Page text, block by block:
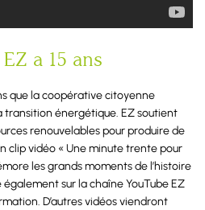
a 15 ans
que la coopérative citoyenne
énergétique. EZ soutient
renouvelables pour produire de
clip vidéo « Une minute trente pour
les grands moments de l’histoire
sur la chaîne YouTube EZ
D’autres vidéos viendront